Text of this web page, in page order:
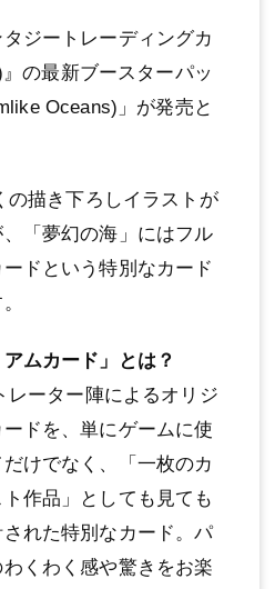
タジートレーディングカ
の最新ブースターパッ
Oceans)」が発売と
の描き下ろしイラストが
「夢幻の海」にはフル
ドという特別なカード
ムカード」とは？
レーター陣によるオリジ
ドを、単にゲームに使
けでなく、「一枚のカ
作品」としても見ても
れた特別なカード。パ
くわく感や驚きをお楽